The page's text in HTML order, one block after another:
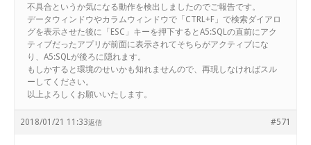
不具合というか気になる動作を検出しましたのでご報告です。
データウィンドウやカラムウィンドウで「CTRL+F」で検索ダイアロ
グを表示させた後に「ESC」キーを押下するとA5:SQLの直前にアク
ティブだったアプリが前面に表示されてそちらがアクティブにな
り、A5:SQLが後ろに隠れます。
もしかすると環境のせいかも知れませんので、再現しなければスル
ーしてください。
以上よろしくお願いいたします。
2018/01/21 11:33 #571
返信